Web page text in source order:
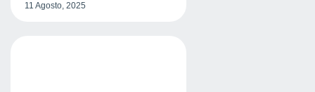
11 Agosto, 2025